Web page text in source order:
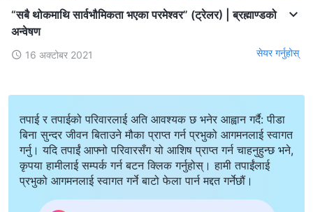
“सबै थोकमाथि सार्वभौमिकता भएका परमेश्‍वर” (ट्रेलर) | ब्रह्माण्डको
अन्वेषण
16 अक्टोबर 2021 सेयर गर्नुहोस्
तपाई र तपाईको परिवारलाई अति आवश्यक छ भनेर आह्वान गर्दै: पीडा
बिना सुन्दर जीवन बिताउने मौका प्राप्त गर्न प्रभुको आगमनलाई स्वागत
गर्नु। यदि तपाईं आफ्नो परिवारसँग यो आशिष प्राप्त गर्न चाहनुहुन्छ भने,
कृपया हामीलाई सम्पर्क गर्न बटन क्लिक गर्नुहोस्। हामी तपाईंलाई
प्रभुको आगमनलाई स्वागत गर्ने बाटो फेला पार्न मद्दत गर्नेछौं।